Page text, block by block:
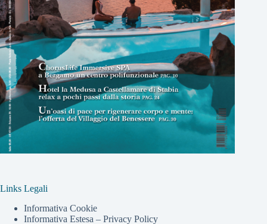
Links Legali
Informativa Cookie
Informativa Estesa – Privacy Policy